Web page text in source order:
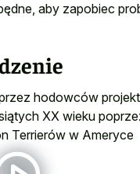
aby zapobiec
hodowców
XX wieku
Terrierów w Ameryce